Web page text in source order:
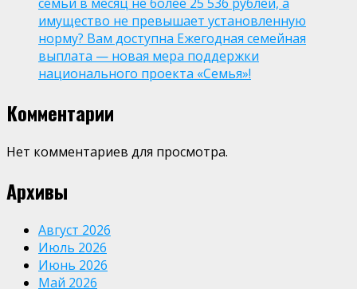
имущество не превышает установленную
норму? Вам доступна Ежегодная семейная
выплата — новая мера поддержки
национального проекта «Семья»!
Комментарии
Нет комментариев для просмотра.
Архивы
Август 2026
Июль 2026
Июнь 2026
Май 2026